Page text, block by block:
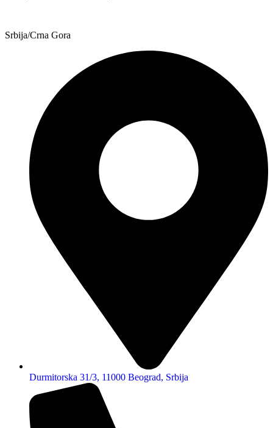
Srbija/Crna Gora
Durmitorska 31/3, 11000 Beograd, Srbija